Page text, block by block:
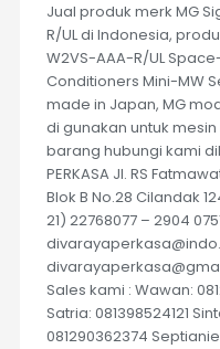
Jual produk merk MG
R/UL di Indonesia,
W2VS-AAA-R/UL
Conditioners Mini-MW
made in Japan, MG
di gunakan untuk
barang hubungi kami
PERKASA Jl. RS
Blok B No.28 Cilandak
21) 22768077 – 2904
Sales kami : Wawan:
Satria: 081398524121
081290362374 Septianie: